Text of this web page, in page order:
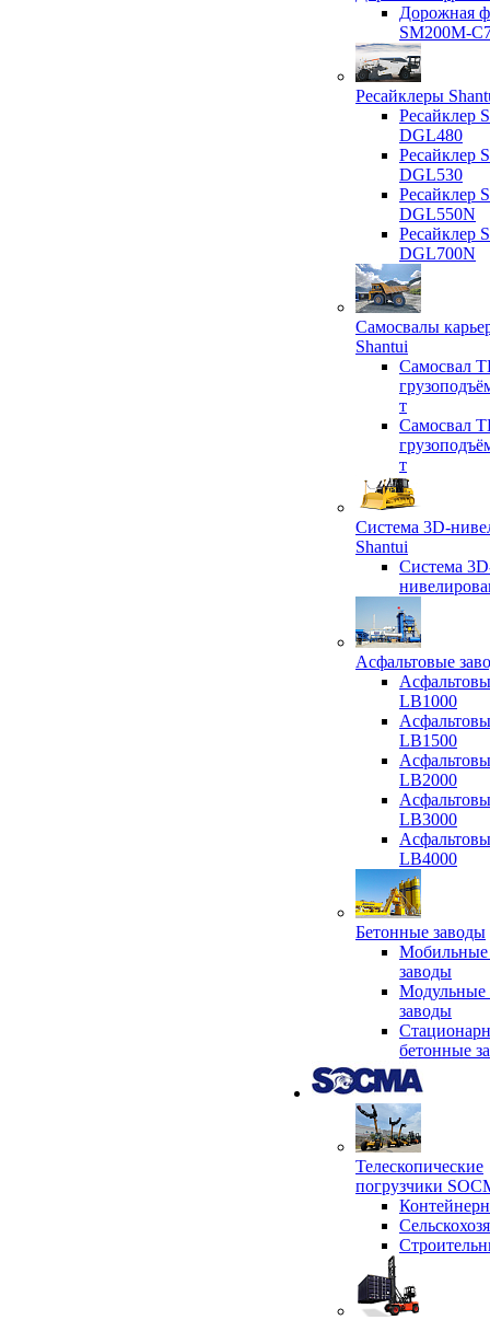
Дорожная
SM200M-
Ресайклеры
Ресайклер
DGL480
Ресайклер
DGL530
Ресайклер
DGL550N
Ресайклер
DGL700N
Самосвалы
Shantui
Самосвал
т
Самосвал
т
Система 3D-
Shantui
Система
Асфальтовые
LB1000
LB1500
LB2000
LB3000
LB4000
Бетонные заводы
Мобильные
заводы
Модульные
заводы
бетонные
Телескопические
погрузчики